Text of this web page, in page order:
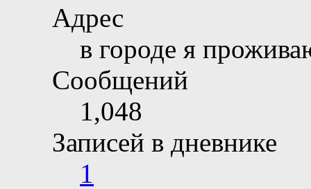
Адрес
в городе я
Сообщений
1,048
Записей в дневнике
1